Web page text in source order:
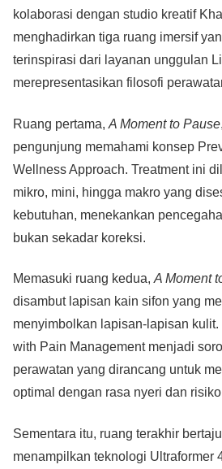
kolaborasi dengan studio kreatif
menghadirkan tiga ruang imersif
terinspirasi dari layanan unggulan
merepresentasikan filosofi
Ruang pertama, A Moment to Pause
pengunjung memahami konsep
Wellness Approach. Treatment ini
mikro, mini, hingga makro yang
kebutuhan, menekankan
bukan sekadar koreksi.
Memasuki ruang kedua, A Moment
disambut lapisan kain sifon yang
menyimbolkan lapisan-lapisan
with Pain Management menjadi
perawatan yang dirancang untuk
optimal dengan rasa nyeri dan
Sementara itu, ruang terakhir
menampilkan teknologi Ultraformer